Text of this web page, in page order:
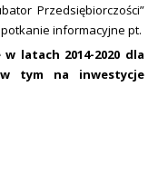
Przedsiębiorczości”
informacyjne pt.
w latach 2014-2020 dla
tym na inwestycje